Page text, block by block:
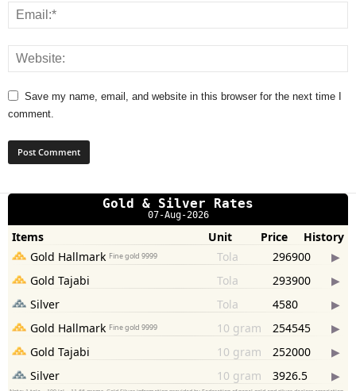
Save my name, email, and website in this browser for the next time I
comment.